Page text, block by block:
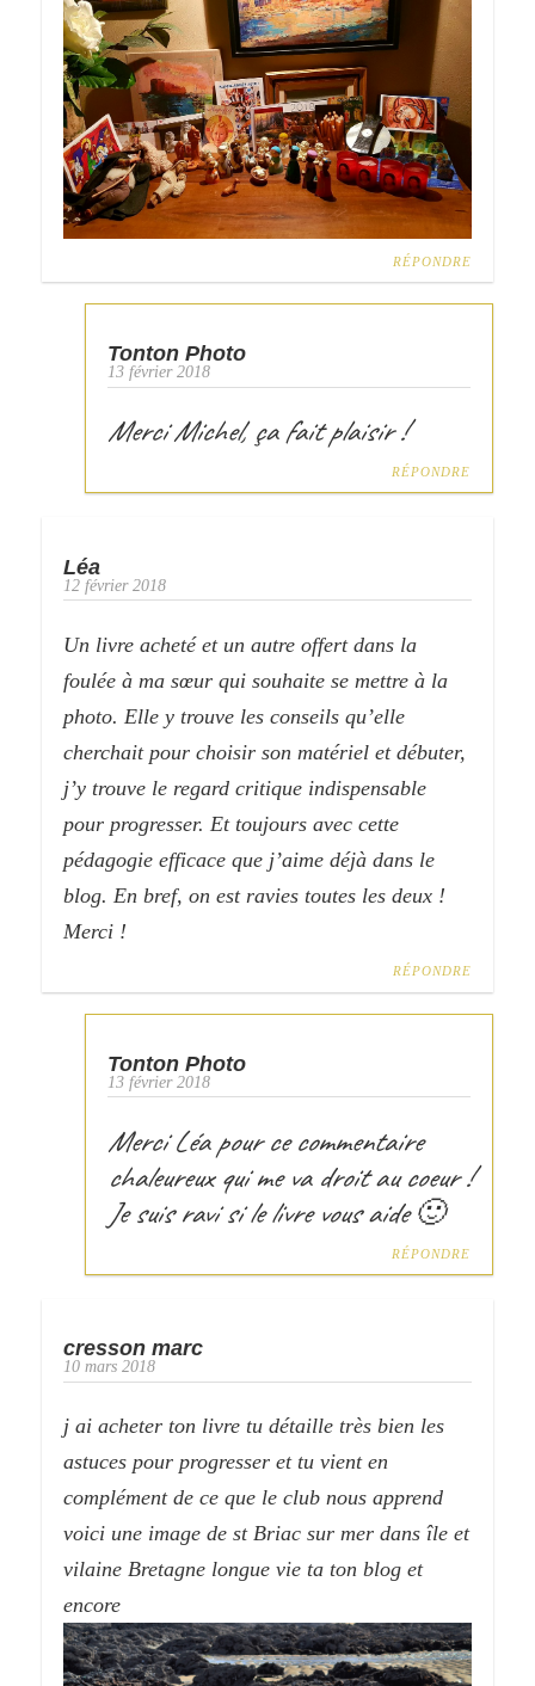
RÉPONDRE
Tonton Photo
13 février 2018
Merci Michel, ça fait plaisir !
RÉPONDRE
Léa
12 février 2018
Un livre acheté et un autre offert dans la
foulée à ma sœur qui souhaite se mettre à la
photo. Elle y trouve les conseils qu’elle
cherchait pour choisir son matériel et débuter,
j’y trouve le regard critique indispensable
pour progresser. Et toujours avec cette
pédagogie efficace que j’aime déjà dans le
blog. En bref, on est ravies toutes les deux !
Merci !
RÉPONDRE
Tonton Photo
13 février 2018
Merci Léa pour ce commentaire
chaleureux qui me va droit au coeur !
Je suis ravi si le livre vous aide 🙂
RÉPONDRE
cresson marc
10 mars 2018
j ai acheter ton livre tu détaille très bien les
astuces pour progresser et tu vient en
complément de ce que le club nous apprend
voici une image de st Briac sur mer dans île et
vilaine Bretagne longue vie ta ton blog et
encore